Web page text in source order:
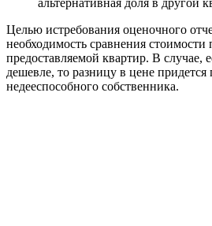
Целью истребования оценочного
необходимость сравнения стоимости
предоставляемой квартир. В случае,
дешевле, то разницу в цене придется
недееспособного собственника.